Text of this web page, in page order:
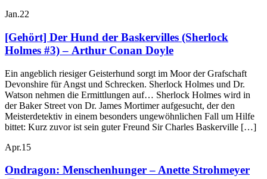
Jan.22
[Gehört] Der Hund der Baskervilles (Sherlock
Holmes #3) – Arthur Conan Doyle
Ein angeblich riesiger Geisterhund sorgt im Moor der Grafschaft
Devonshire für Angst und Schrecken. Sherlock Holmes und Dr.
Watson nehmen die Ermittlungen auf… Sherlock Holmes wird in
der Baker Street von Dr. James Mortimer aufgesucht, der den
Meisterdetektiv in einem besonders ungewöhnlichen Fall um Hilfe
bittet: Kurz zuvor ist sein guter Freund Sir Charles Baskerville […]
Apr.15
Ondragon: Menschenhunger – Anette Strohmeyer